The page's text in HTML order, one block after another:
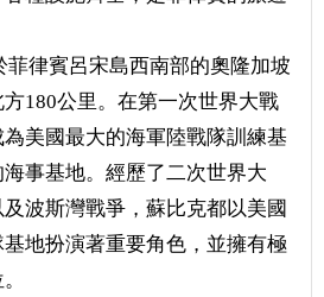
菲律賓呂宋島西南部的奧隆加坡
180公里。在第一次世界大戰
美國最大的海軍陸戰隊訓練基
事基地。經歷了二次世界大
波斯灣戰爭，蘇比克都以美國
地扮演著重要角色，並擁有極